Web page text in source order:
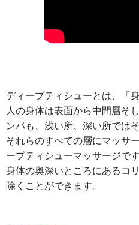
ディープティシューとは、「
人の身体は表面から中間層そ
ンパも、浅い所、深い所では
それらのすべての層にマッサ
ープティシューマッサージです
身体の奥深いところにあるコ
除くことができます。